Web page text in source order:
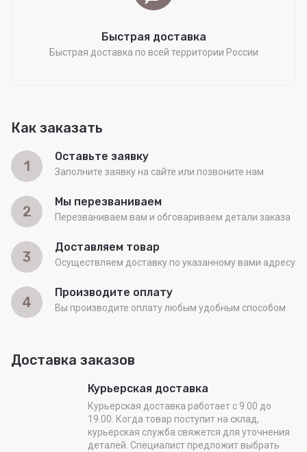
Быстрая доставка
Быстрая доставка по всей территории России
Как заказать
1
Оставьте заявку
Заполните заявку на сайте или позвоните нам
2
Мы перезваниваем
Перезваниваем вам и обговариваем детали заказа
3
Доставляем товар
Осуществляем доставку по указанному вами адресу
4
Производите оплату
Вы производите оплату любым удобным способом
Доставка заказов
Курьерская доставка
Курьерская доставка работает с 9.00 до
19.00. Когда товар поступит на склад,
курьерская служба свяжется для уточнения
деталей. Специалист предложит выбрать